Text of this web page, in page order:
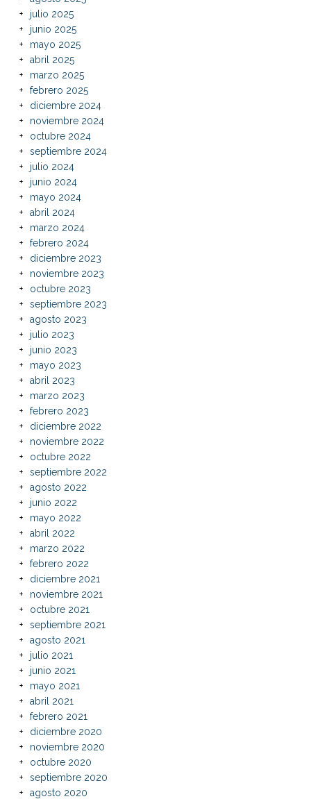
julio 2025
junio 2025
mayo 2025
abril 2025
marzo 2025
febrero 2025
diciembre 2024
noviembre 2024
octubre 2024
septiembre 2024
julio 2024
junio 2024
mayo 2024
abril 2024
marzo 2024
febrero 2024
diciembre 2023
noviembre 2023
octubre 2023
septiembre 2023
agosto 2023
julio 2023
junio 2023
mayo 2023
abril 2023
marzo 2023
febrero 2023
diciembre 2022
noviembre 2022
octubre 2022
septiembre 2022
agosto 2022
junio 2022
mayo 2022
abril 2022
marzo 2022
febrero 2022
diciembre 2021
noviembre 2021
octubre 2021
septiembre 2021
agosto 2021
julio 2021
junio 2021
mayo 2021
abril 2021
febrero 2021
diciembre 2020
noviembre 2020
octubre 2020
septiembre 2020
agosto 2020